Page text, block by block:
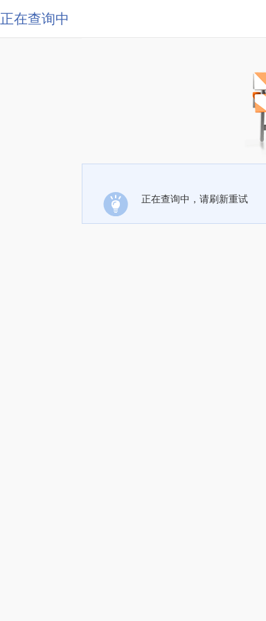
正在查询中
正在查询中，请刷新重试